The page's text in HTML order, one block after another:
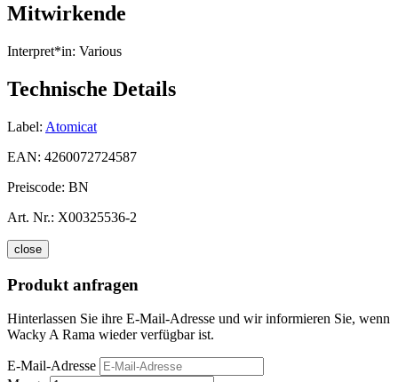
Mitwirkende
Interpret*in: Various
Technische Details
Label: Atomicat
EAN: 4260072724587
Preiscode: BN
Art. Nr.: X00325536-2
close
Produkt anfragen
Hinterlassen Sie ihre E-Mail-Adresse und wir informieren Sie, wenn
Wacky A Rama wieder verfügbar ist.
E-Mail-Adresse